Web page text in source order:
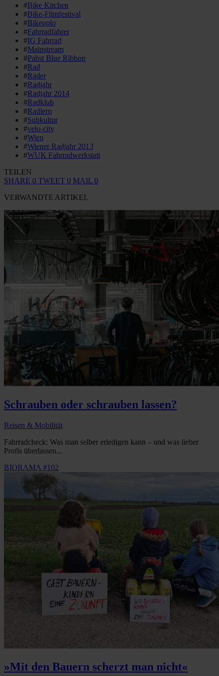
#Bike Kitchen
#Bike-Filmfestival
#Bikepolo
#Fahrradfahrer
#IG Fahrrad
#Mainstream
#Pabst Blue Ribbon
#Rad
#Räder
#Radjahr
#Radjahr 2014
#Radklub
#Radlern
#Subkultur
#velo-city
#Wien
#Wiener Radjahr 2013
#WUK Fahrradwerkstatt
TEILEN
SHARE 0 TWEET 0 MAIL 0
VERWANDTE ARTIKEL
Schrauben oder schrauben lassen?
Reisen & Mobilität
Fahrradcheck: Was man selber erledigen kann – und was lieber
Profis überlassen...
BIORAMA #102
»Mit den Bauern scherzt man nicht«